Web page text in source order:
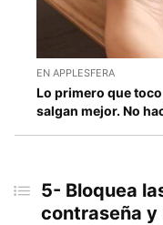
EN APPLESFERA
Lo primero que
salgan mejor. No
5- Bloquea
contraseña y